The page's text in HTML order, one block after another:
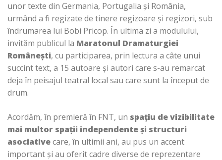
unor texte din Germania, Portugalia și România,
urmând a fi regizate de tinere regizoare și regizori, sub
îndrumarea lui Bobi Pricop. În ultima zi a modulului,
invităm publicul la Maratonul Dramaturgiei
Românești, cu participarea, prin lectura a câte unui
succint text, a 15 autoare și autori care s-au remarcat
deja în peisajul teatral local sau care sunt la început de
drum.
Acordăm, în premieră în FNT, un spațiu de vizibilitate
mai multor spații independente și structuri
asociativecare, în ultimii ani, au pus un accent
important și au oferit cadre diverse de reprezentare